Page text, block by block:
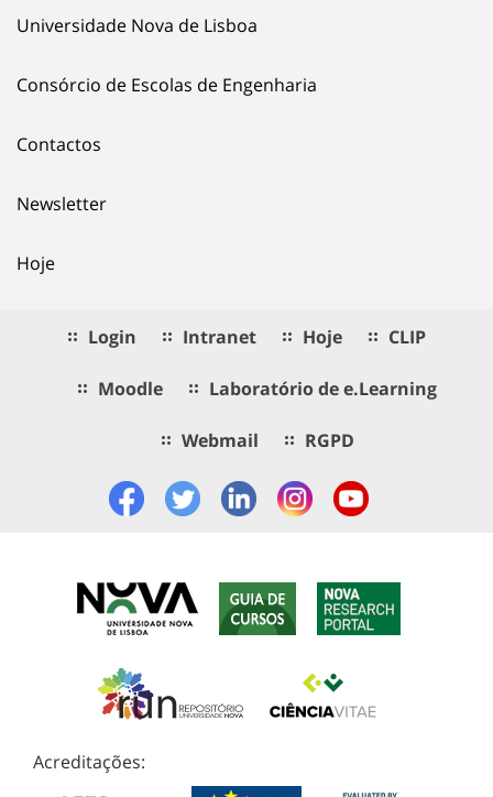
Universidade Nova de Lisboa
Consórcio de Escolas de Engenharia
Contactos
Newsletter
Hoje
Login Intranet Hoje CLIP
Moodle Laboratório de e.Learning
Webmail RGPD
Acreditações: